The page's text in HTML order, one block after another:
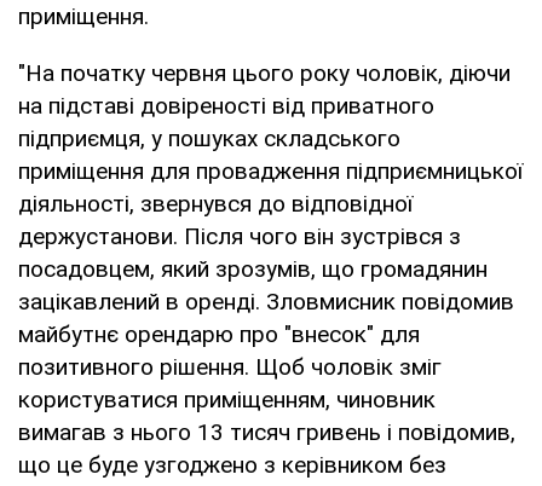
приміщення.
"На початку червня цього року чоловік, діючи
на підставі довіреності від приватного
підприємця, у пошуках складського
приміщення для провадження підприємницької
діяльності, звернувся до відповідної
держустанови. Після чого він зустрівся з
посадовцем, який зрозумів, що громадянин
зацікавлений в оренді. Зловмисник повідомив
майбутнє орендарю про "внесок" для
позитивного рішення. Щоб чоловік зміг
користуватися приміщенням, чиновник
вимагав з нього 13 тисяч гривень і повідомив,
що це буде узгоджено з керівником без